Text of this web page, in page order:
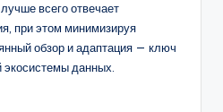
всего отвечает
при этом минимизируя
обзор и адаптация — ключ
данных.